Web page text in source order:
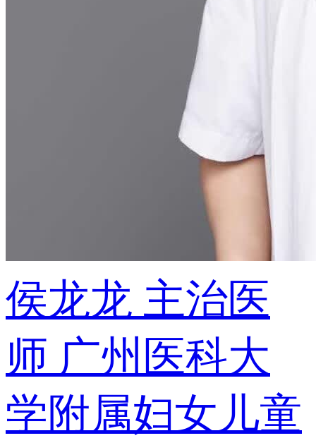
侯龙龙 主治医
师 广州医科大
学附属妇女儿童